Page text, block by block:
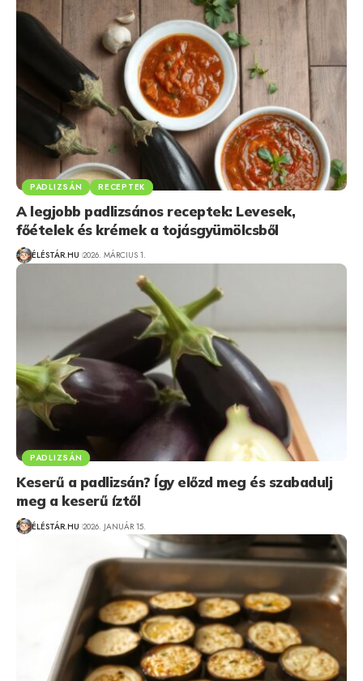
PADLIZSÁN RECEPTEK
A legjobb padlizsános receptek: Levesek,
főételek és krémek a tojásgyümölcsből
ÉLÉSTÁR.HU 2026. MÁRCIUS 1.
PADLIZSÁN
Keserű a padlizsán? Így előzd meg és szabadulj
meg a keserű íztől
ÉLÉSTÁR.HU 2026. JANUÁR 15.